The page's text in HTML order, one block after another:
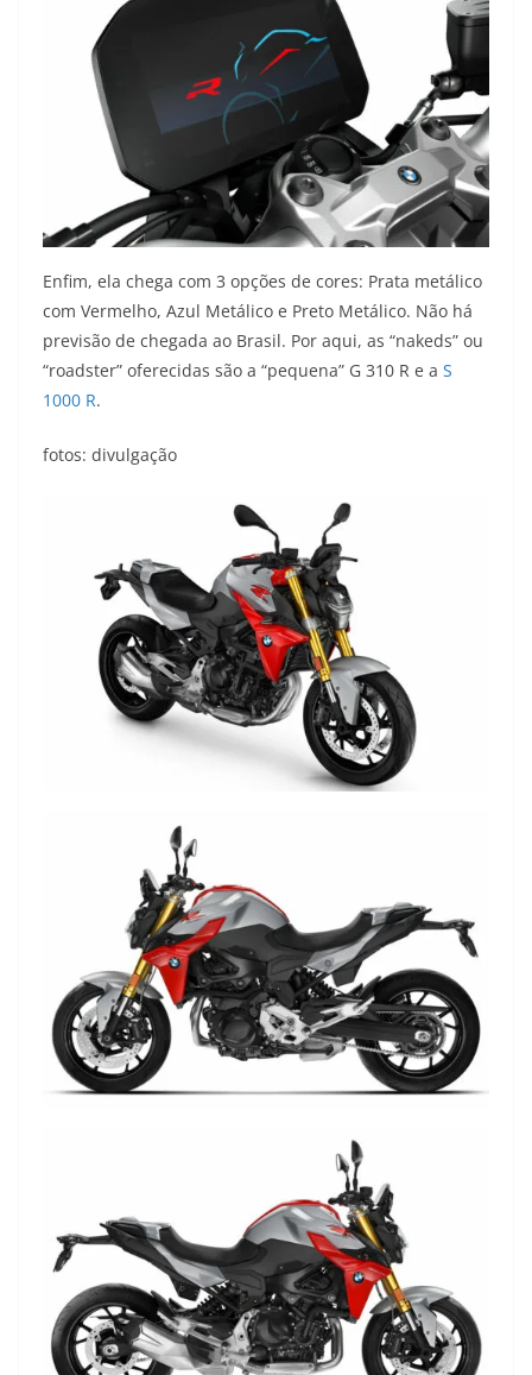
Enfim, ela chega com 3 opções de cores: Prata metálico
com Vermelho, Azul Metálico e Preto Metálico. Não há
previsão de chegada ao Brasil. Por aqui, as “nakeds” ou
“roadster” oferecidas são a “pequena” G 310 R e a S
1000 R.
fotos: divulgação